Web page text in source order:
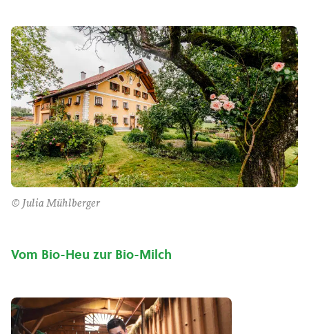
© Julia Mühlberger
Vom Bio-Heu zur Bio-Milch